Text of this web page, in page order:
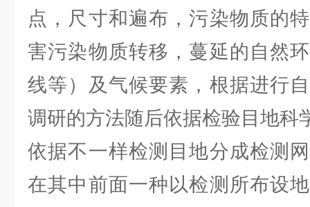
点，尺寸和遍布，污染物质的
害污染物质转移，蔓延的自然
线等）及气候要素，根据进行
调研的方法随后依据检验目地科
依据不一样检测目地分成检测
在其中前面一种以检测所布设